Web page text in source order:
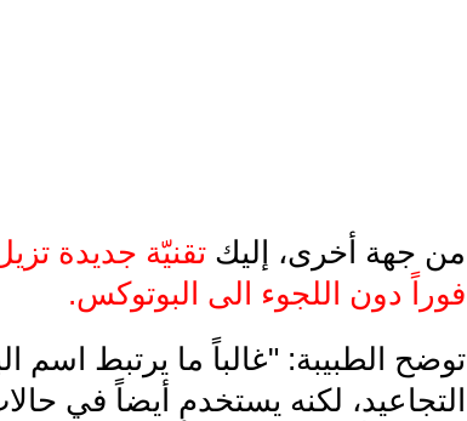
من جهة أخرى، إليك تقنيّة جديدة
فوراً دون اللجوء الى البوتوكس.
توضح الطبيبة: "غالباً ما يرتبط اسم
التجاعيد، لكنه يستخدم أيضاً في